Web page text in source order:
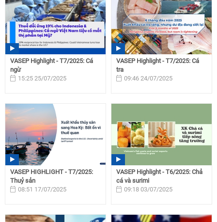
VASEP Highlight - T7/2025: Cá
ngừ
15:25 25/07/2025
VASEP Highlight - T7/2025: Cá
tra
09:46 24/07/2025
VASEP HIGHLIGHT - T7/2025:
Thuỷ sản
08:51 17/07/2025
VASEP Highlight - T6/2025: Chả
cá và surimi
09:18 03/07/2025